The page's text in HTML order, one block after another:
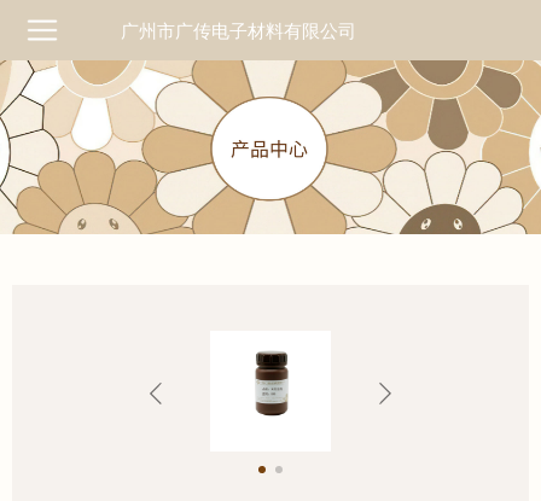
广州市广传电子材料有限公司